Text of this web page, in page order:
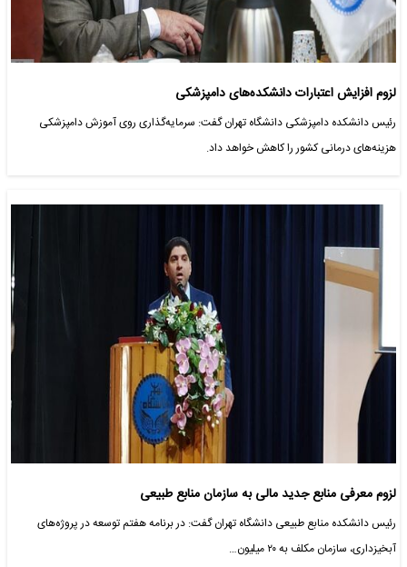
لزوم افزایش اعتبارات دانشکده‌های دامپزشکی
رئیس دانشکده دامپزشکی دانشگاه تهران گفت: سرمایه‌گذاری روی آموزش دامپزشکی
هزینه‌های درمانی کشور را کاهش خواهد داد.
لزوم معرفی منابع جدید مالی به سازمان منابع طبیعی
رئیس دانشکده منابع طبیعی دانشگاه تهران گفت: در برنامه هفتم توسعه در پروژه‌های
آبخیزداری، سازمان مکلف به ۲۰ میلیون…